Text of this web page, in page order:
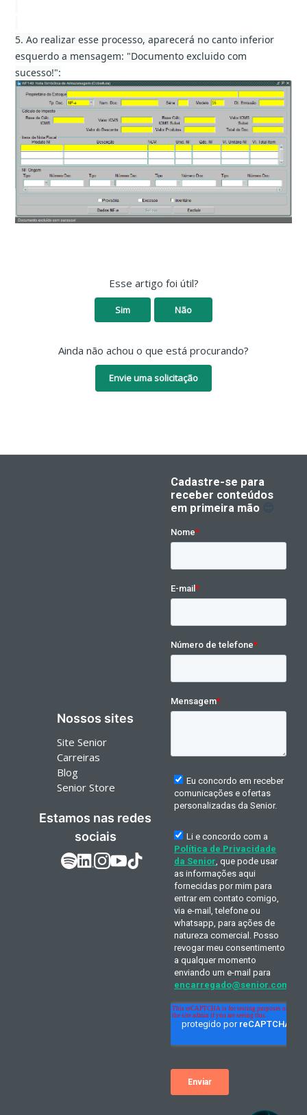
5. Ao realizar esse processo, aparecerá no canto inferior
esquerdo a mensagem: "Documento excluido com
sucesso!":
Esse artigo foi útil?
Sim Não
Ainda não achou o que está procurando?
Envie uma solicitação
Nossos sites
Site Senior
Carreiras
Blog
Senior Store
Estamos nas redes
sociais